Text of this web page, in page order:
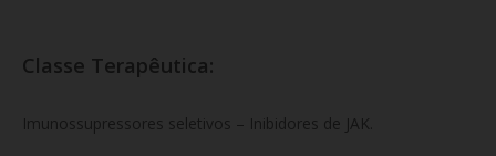
Classe Terapêutica:
Imunossupressores seletivos – Inibidores de JAK.